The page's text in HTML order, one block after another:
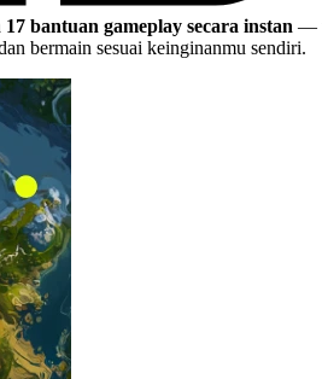
bantuan gameplay secara instan —
bermain sesuai keinginanmu sendiri.